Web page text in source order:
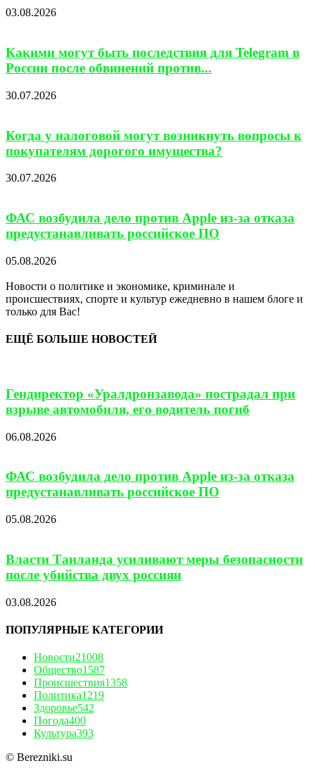
03.08.2026
Какими могут быть последствия для Telegram в
России после обвинений против...
30.07.2026
Когда у налоговой могут возникнуть вопросы к
покупателям дорогого имущества?
30.07.2026
ФАС возбудила дело против Apple из-за отказа
предустанавливать российское ПО
05.08.2026
Новости о политике и экономике, криминале и
происшествиях, спорте и культур ежедневно в нашем блоге и
только для Вас!
ЕЩЁ БОЛЬШЕ НОВОСТЕЙ
Гендиректор «Уралдронзавода» пострадал при
взрыве автомобиля, его водитель погиб
06.08.2026
ФАС возбудила дело против Apple из-за отказа
предустанавливать российское ПО
05.08.2026
Власти Таиланда усиливают меры безопасности
после убийства двух россиян
03.08.2026
ПОПУЛЯРНЫЕ КАТЕГОРИИ
Новости21008
Общество1587
Происшествия1358
Политика1219
Здоровье542
Погода400
Культура393
© Berezniki.su